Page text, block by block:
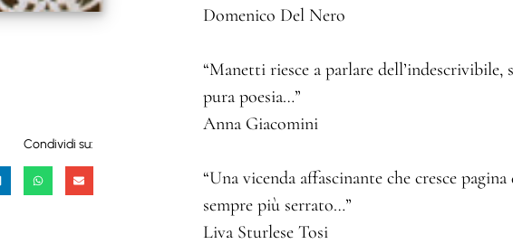
Condividi su:
Domenico Del Nero
“Manetti riesce a parlare
pura poesia…”
Anna Giacomini
“Una vicenda affascinante che cresce
sempre più serrato…”
Liva Sturlese Tosi